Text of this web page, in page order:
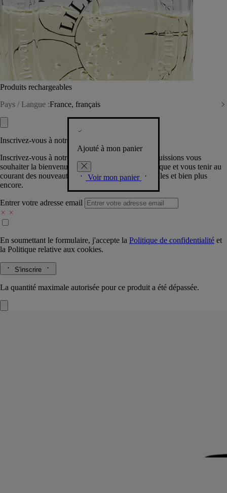
Produits rechargeables
Pays / Langue :France, français
Ajouté à mon panier
Voir mon panier
Inscrivez-vous à notre Newsletter
Inscrivez-vous à notre newsletter pour que nous puissions vous
souhaiter la bienvenue dans la communauté Diptyque et vous tenir au
courant des nouveautés, événements, offres spéciales et bien plus
encore.
Entrer votre adresse email
En soumettant le formulaire, j'accepte la Politique de confidentialité et
la Politique relative aux cookies.
S'inscrire
La quantité maximale autorisée pour ce produit a été dépassée.